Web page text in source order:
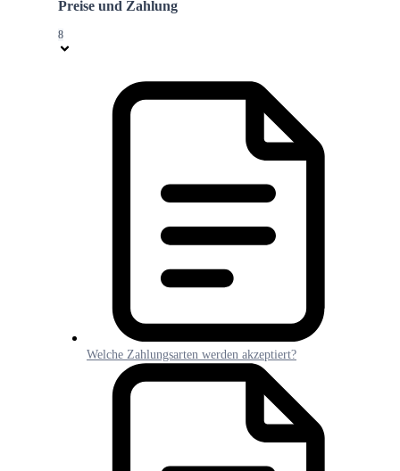
Preise und Zahlung
8
Welche Zahlungsarten werden akzeptiert?